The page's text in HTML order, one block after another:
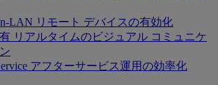
LAN リモート デバイスの有効化
リアルタイムのビジュアル コミュニケ
アフターサービス運用の効率化